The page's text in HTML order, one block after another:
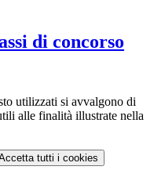
di concorso
utilizzati si avvalgono di
alle finalità illustrate nella
tutti i cookies